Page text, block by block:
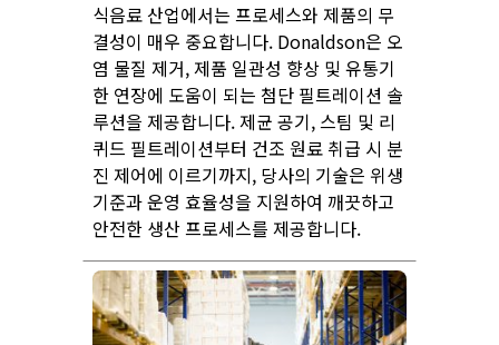
식음료 산업에서는 프로세스와 제품의 무
결성이 매우 중요합니다. Donaldson은 오
염 물질 제거, 제품 일관성 향상 및 유통기
한 연장에 도움이 되는 첨단 필트레이션 솔
루션을 제공합니다. 제균 공기, 스팀 및 리
퀴드 필트레이션부터 건조 원료 취급 시 분
진 제어에 이르기까지, 당사의 기술은 위생
기준과 운영 효율성을 지원하여 깨끗하고
안전한 생산 프로세스를 제공합니다.